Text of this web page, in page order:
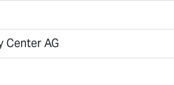
Center AG